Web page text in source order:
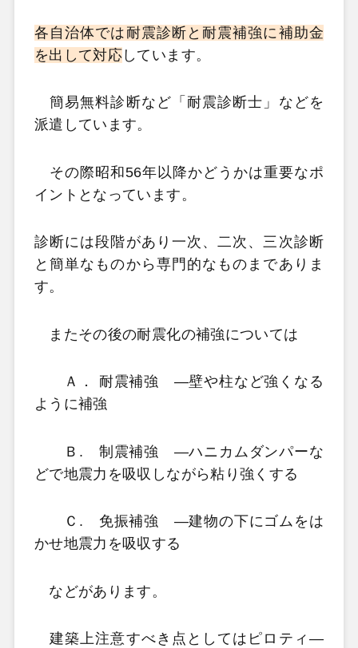
各自治体では耐震診断と耐震補強に補助金
を出して対応 しています。
簡易無料診断など「耐震診断士」などを
派遣しています。
その際昭和56年以降かどうかは重要なポ
イントとなっています。
診断には段階があり一次、二次、三次診断
と簡単なものから専門的なものまでありま
す。
またその後の耐震化の補強については
Ａ． 耐震補強 ―壁や柱など強くなる
ように補強
Ｂ. 制震補強 ―ハニカムダンパーな
どで地震力を吸収しながら粘り強くする
Ｃ. 免振補強 ―建物の下にゴムをは
かせ地震力を吸収する
などがあります。
建築上注意すべき点としてはピロティ―